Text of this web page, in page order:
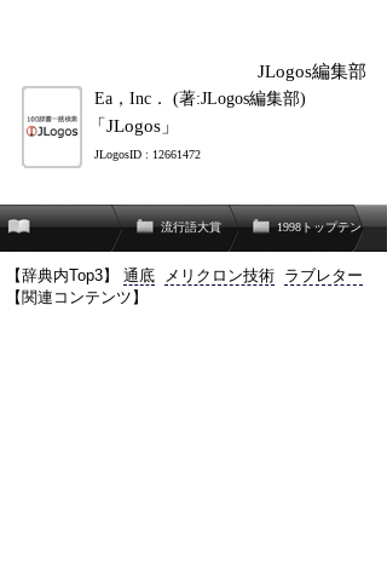
JLogos編集部
Ea，Inc． (著:JLogos編集部)
「JLogos」
JLogosID : 12661472
流行語大賞 1998トップテン
【辞典内Top3】 通底 メリクロン技術 ラブレター
【関連コンテンツ】